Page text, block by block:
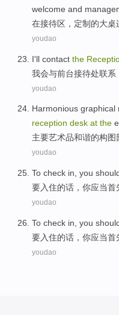
welcome and
在接待区 ， 定制的大桌
youdao
I'll contact the
我会与前台接待处联系
youdao
Harmonious graphical
reception desk at the
主要艺术品和谐的构图
youdao
To check in you
要入住的话， 你应当首
youdao
To check in you
要入住的话， 你应当首
youdao